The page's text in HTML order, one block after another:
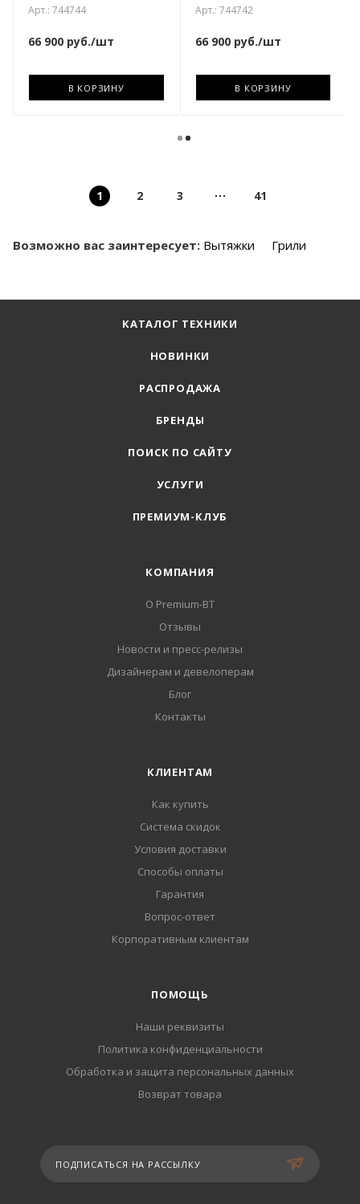
Арт.: 744744
66 900 руб./шт
В КОРЗИНУ
Арт.: 744742
66 900руб./шт
В КОРЗИНУ
1 2 3 41
Возможно вас заинтересует: Вытяжки Грили
КАТАЛОГ ТЕХНИКИ
НОВИНКИ
РАСПРОДАЖА
БРЕНДЫ
ПОИСК ПО САЙТУ
УСЛУГИ
ПРЕМИУМ-КЛУБ
КОМПАНИЯ
О Premium-BT
Отзывы
Новости и пресс-релизы
Дизайнерам и девелоперам
Блог
Контакты
КЛИЕНТАМ
Как купить
Система скидок
Условия доставки
Способы оплаты
Гарантия
Вопрос-ответ
Корпоративным клиентам
ПОМОЩЬ
Наши реквизиты
Политика конфиденциальности
Обработка и защита персональных данных
Возврат товара
ПОДПИСАТЬСЯ НА РАССЫЛКУ